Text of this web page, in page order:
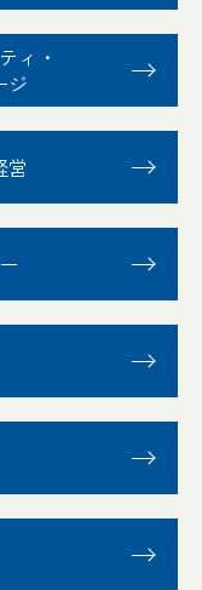
ィ ・
ジ
営